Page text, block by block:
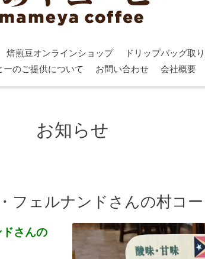
焙煎豆オンラインショップ
ドリップバッグ取
ーのご提供について
お問い合わせ 会社概要
お知らせ
フェルナンドさんの村コ
ドさんの